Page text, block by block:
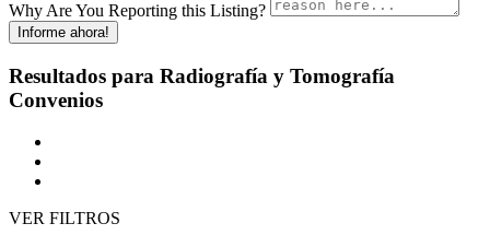
Why Are You Reporting this Listing?
Informe ahora!
Resultados para Radiografía y Tomografía
Convenios
VER FILTROS